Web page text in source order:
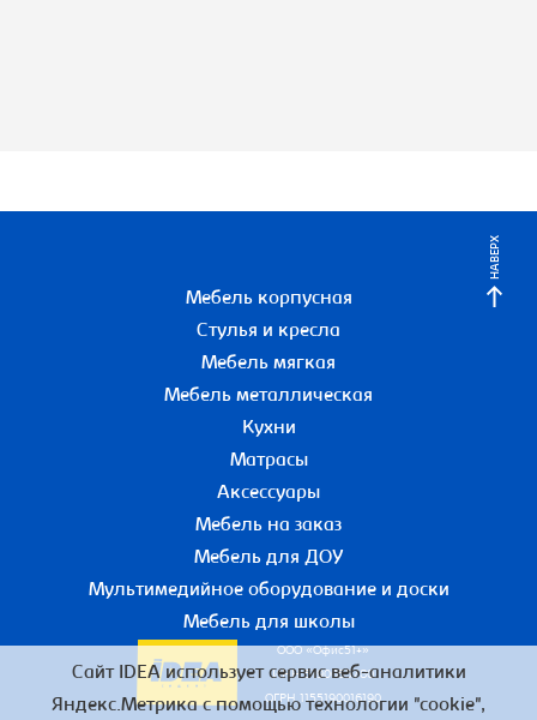
НАВЕРХ
Мебель корпусная
Стулья и кресла
Мебель мягкая
Мебель металлическая
Кухни
Матрасы
Аксессуары
Мебель на заказ
Мебель для ДОУ
Мультимедийное оборудование и доски
Мебель для школы
ООО «Офис51+»
ИНН 5190055780
ОГРН 1155190016190
Сайт IDEA использует сервис веб-аналитики
Яндекс.Метрика с помощью технологии "cookie",